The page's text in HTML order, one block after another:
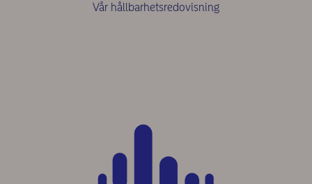
Vår hållbarhetsredovisning